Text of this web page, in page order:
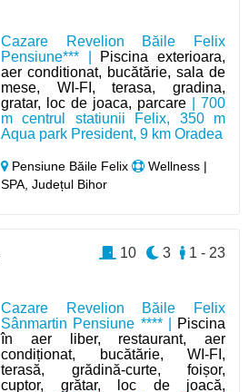
Cazare Revelion Băile Felix
Pensiune*** | Piscina exterioara,
aer conditionat, bucătărie, sala de
mese, WI-FI, terasa, gradina,
gratar, loc de joaca, parcare | 700
m centrul statiunii Felix, 350 m
Aqua park President, 9 km Oradea
Pensiune Băile Felix
Wellness |
SPA, Județul Bihor
Cazare Revelion Băile Felix
Sânmartin Pensiune **** |
Piscina
în aer liber, restaurant, aer
condiționat, bucătărie, WI-FI,
terasă, grădină-curte, foișor,
cuptor, grătar, loc de joacă,
1 - 23
3
10